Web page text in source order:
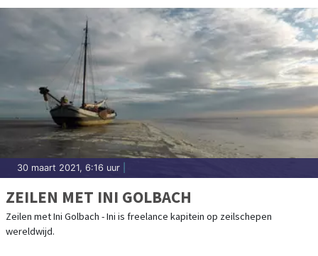
30 maart 2021, 6:16 uur
ZEILEN MET INI GOLBACH
Zeilen met Ini Golbach - Ini is freelance kapitein op zeilschepen
wereldwijd.